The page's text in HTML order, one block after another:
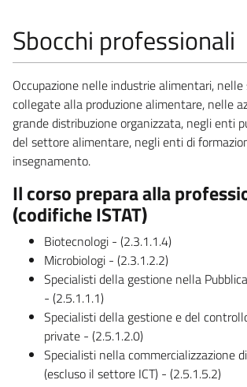
Sbocchi professionali
Occupazione nelle industrie alimentari,
collegate alla produzione alimentare, nelle
grande distribuzione organizzata, negli enti
del settore alimentare, negli enti di
insegnamento.
Il corso prepara alla
(codifiche ISTAT)
Biotecnologi - (2.3.1.1.4)
Microbiologi - (2.3.1.2.2)
Specialisti della gestione nella
- (2.5.1.1.1)
Specialisti della gestione e del
private - (2.5.1.2.0)
Specialisti nella commercializzazione
(escluso il settore ICT) - (2.5.1.5.2)